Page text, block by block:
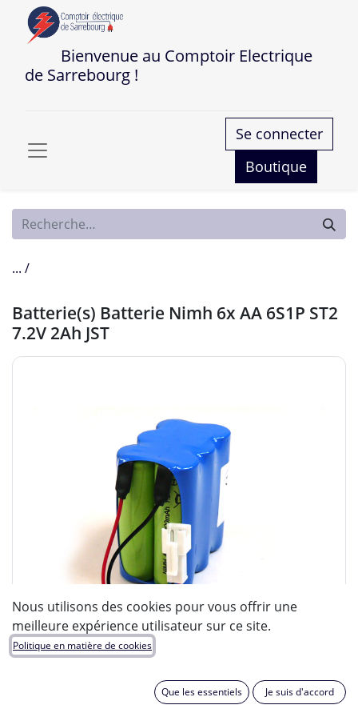
Bienvenue au Comptoir Electrique
de Sarrebourg !
Se connecter
Boutique
... /
Batterie(s) Batterie Nimh 6x AA 6S1P ST2
7.2V 2Ah JST
Nous utilisons des cookies pour vous offrir une
meilleure expérience utilisateur sur ce site.
Politique en matière de cookies
Que les essentiels Je suis d'accord